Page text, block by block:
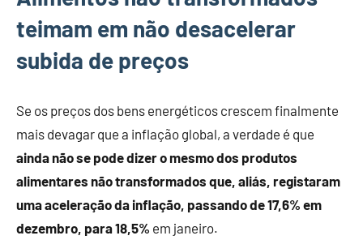
teimam em não desacelerar
subida de preços
Se os preços dos bens energéticos crescem finalmente
mais devagar que a inflação global, a verdade é que
ainda não se pode dizer o mesmo dos produtos
alimentares não transformados que, aliás, registaram
uma aceleração da inflação, passando de 17,6% em
dezembro, para 18,5% em janeiro.